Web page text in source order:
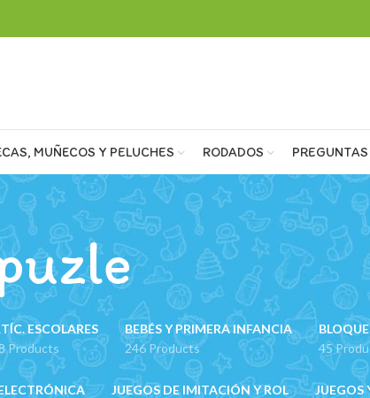
MUÑECOS Y PELUCHES RODADOS
ESCOLARES
Products
BEBÉS Y PRIMERA INFANCIA
246 Products
45
JUEGOS DE IMITACIÓN Y ROL
JUEGOS